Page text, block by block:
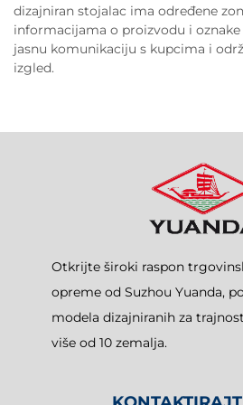
dizajniran stojalac ima određene
informacijama o proizvodu i
jasnu komunikaciju s kupcima i
izgled.
Otkrijte široki raspon
opreme od Suzhou Yuanda,
modela dizajniranih za
više od 10 zemalja.